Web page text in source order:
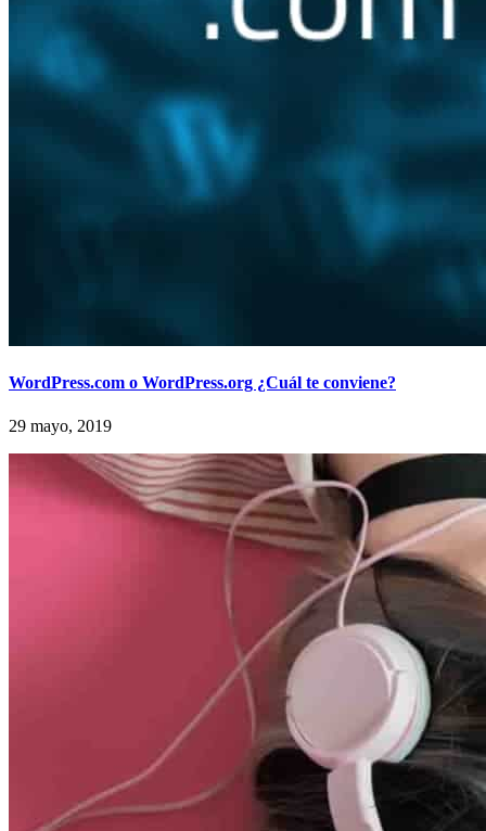
WordPress.com o WordPress.org ¿Cuál te conviene?
29 mayo, 2019